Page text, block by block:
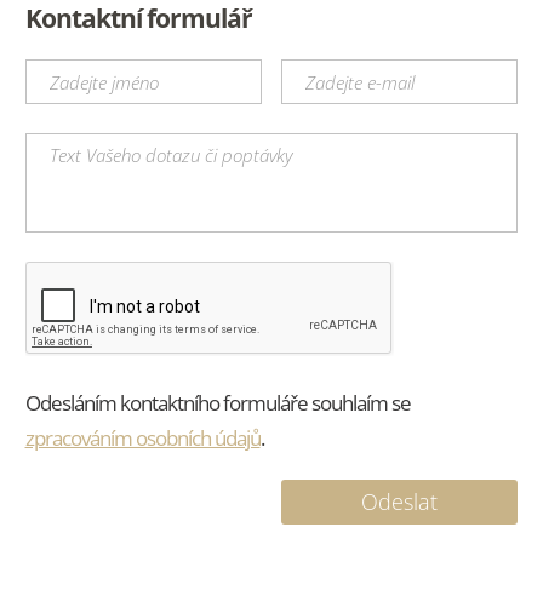
Kontaktní formulář
Odesláním kontaktního formuláře souhlaím se
zpracováním osobních údajů.